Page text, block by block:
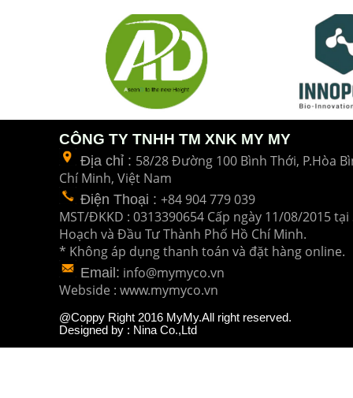
CÔNG TY TNHH TM XNK MY MY
Địa chỉ : 58/28 Đường 100 Bình Thới, P.Hòa
Chí Minh, Việt Nam
Điện Thoại : +84 904 779 039
MST/ĐKKD : 0313390654 Cấp ngày 11/08/2015 tại
Hoạch và Đầu TưThành Phố Hồ Chí Minh.
* Không áp dụng thanh toán và đặt hàng online.
Email: info@mymyco.vn
Webside : www.mymyco.vn
@Coppy Right 2016 MyMy.All right reserved.
Designed by : Nina Co.,Ltd